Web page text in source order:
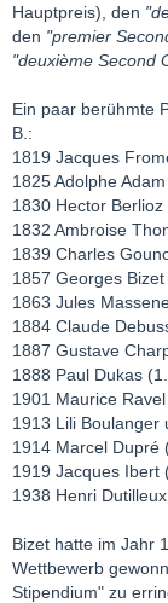
Hauptpreis), den
den "premier
"deuxième Second
Ein paar berühmte
B.:
1819 Jacques
1825 Adolphe
1830 Hector
1832 Ambroise
1839 Charles
1857 Georges
1863 Jules
1884 Claude
1887 Gustave
1888 Paul Dukas
1901 Maurice
1913 Lili Boulanger
1914 Marcel Dupré
1919 Jacques Ibert
1938 Henri
Bizet hatte im Jahr
Wettbewerb
Stipendium" zu